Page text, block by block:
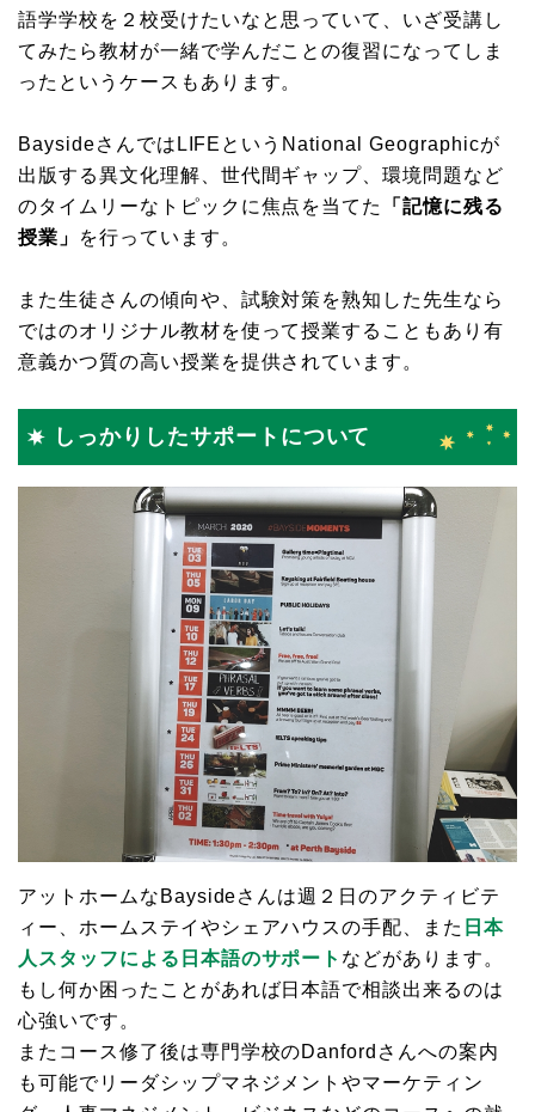
語学学校を２校受けたいなと思っていて、いざ受講し
てみたら教材が一緒で学んだことの復習になってしま
ったというケースもあります。
BaysideさんではLIFEというNational Geographicが
出版する異文化理解、世代間ギャップ、環境問題など
のタイムリーなトピックに焦点を当てた
「記憶に残る
授業」
を行っています。
また生徒さんの傾向や、試験対策を熟知した先生なら
ではのオリジナル教材を使って授業することもあり有
意義かつ質の高い授業を提供されています。
しっかりしたサポートについて
アットホームなBaysideさんは週２日のアクティビテ
ィー、ホームステイやシェアハウスの手配、また 日本
人スタッフによる日本語のサポート などがあります。
もし何か困ったことがあれば日本語で相談出来るのは
心強いです。
またコース修了後は専門学校のDanfordさんへの案内
も可能でリーダシップマネジメントやマーケティン